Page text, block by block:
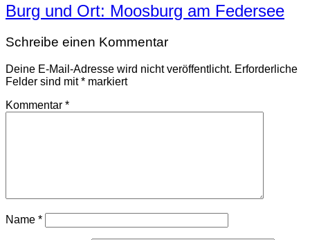
Burg und Ort: Moosburg am Federsee
Schreibe einen Kommentar
Deine E-Mail-Adresse wird nicht veröffentlicht. Erforderliche
Felder sind mit* markiert
Kommentar *
Name *